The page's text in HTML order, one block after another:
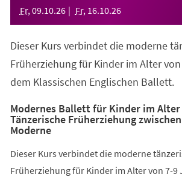
Fr, 09.10.26 Fr, 16.10.26
Dieser Kurs verbindet die moderne
Früherziehung für Kinder im Alter
dem Klassischen Englischen Ballett.
Modernes Ballett für Kinder im Alter
Tänzerische Früherziehung
Moderne
Dieser Kurs verbindet die moderne
Früherziehung für Kinder im Alter von 7-9